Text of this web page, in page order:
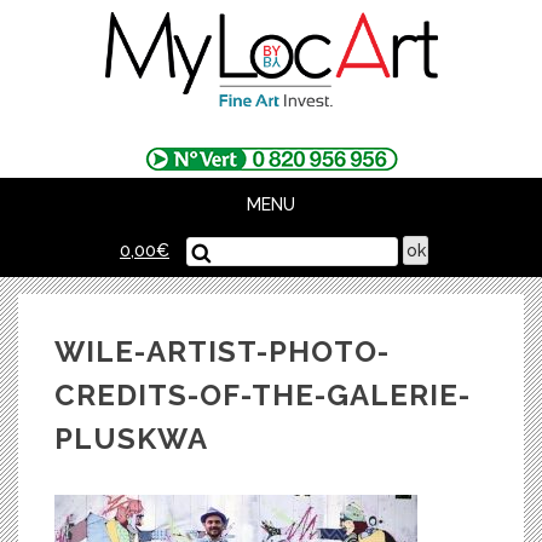
MENU
0,00€
WILE-ARTIST-PHOTO-
CREDITS-OF-THE-GALERIE-
PLUSKWA